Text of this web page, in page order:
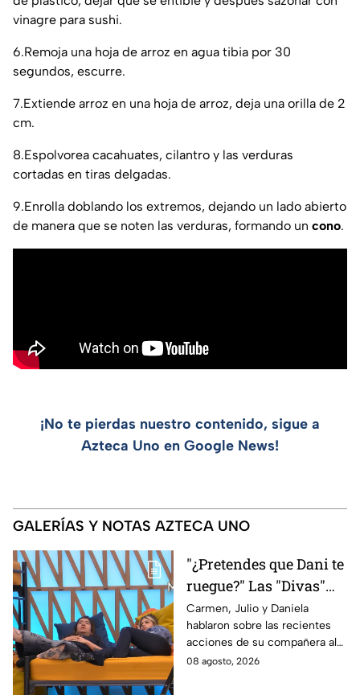
vinagre para sushi.
​6.​Remoja una hoja de arroz en agua tibia por 30
segundos, escurre.
​7.​Extiende arroz en una hoja de arroz, deja una orilla de 2
cm.
​8.​Espolvorea cacahuates, cilantro y las verduras
cortadas en tiras delgadas.
​9.​Enrolla doblando los extremos, dejando un lado abierto
de manera que se noten las verduras, formando un cono.
¡No te pierdas nuestro contenido, sigue a
Azteca Uno en Google News!
GALERÍAS Y NOTAS AZTECA UNO
"¿Pretendes que Dani te
ruegue?" Las "Divas"
lamentan el
comportamiento de
Michelle en MasterChef
24/7
Carmen, Julio y Daniela
hablaron sobre las recientes
acciones de su compañera al
interior del Mundo MasterChef
08 agosto, 2026